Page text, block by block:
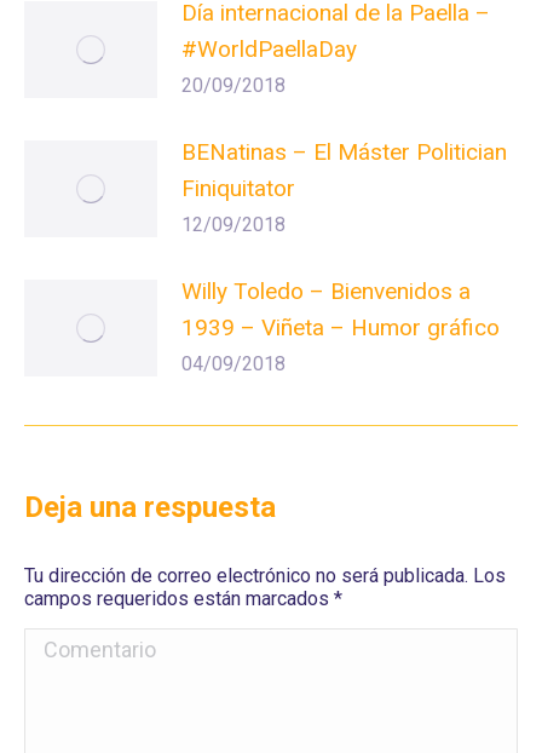
Día internacional de la Paella –
#WorldPaellaDay
20/09/2018
BENatinas – El Máster Politician
Finiquitator
12/09/2018
Willy Toledo – Bienvenidos a
1939 – Viñeta – Humor gráfico
04/09/2018
Deja una respuesta
Tu dirección de correo electrónico no será publicada. Los
campos requeridos están marcados *
Comentario